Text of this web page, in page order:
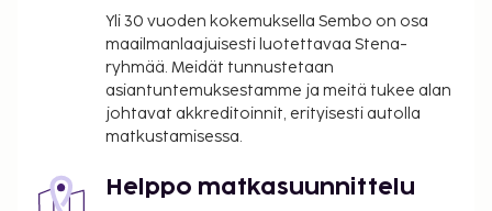
Yli 30 vuoden kokemuksella Sembo on osa
maailmanlaajuisesti luotettavaa Stena-
ryhmää. Meidät tunnustetaan
asiantuntemuksestamme ja meitä tukee alan
johtavat akkreditoinnit, erityisesti autolla
matkustamisessa.
Helppo matkasuunnittelu